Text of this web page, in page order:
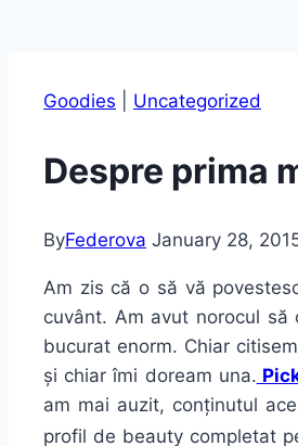
Goodies Uncategorized
Despre prima
ByFederova January 28,
Am zis că o să vă
cuvânt. Am avut norocul
bucurat enorm. Chiar
și chiar îmi doream una.
am mai auzit, conținutul
profil de beauty completat